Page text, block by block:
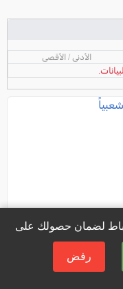
الأدنى / الأقصى
لضمان حصولك على
رفض